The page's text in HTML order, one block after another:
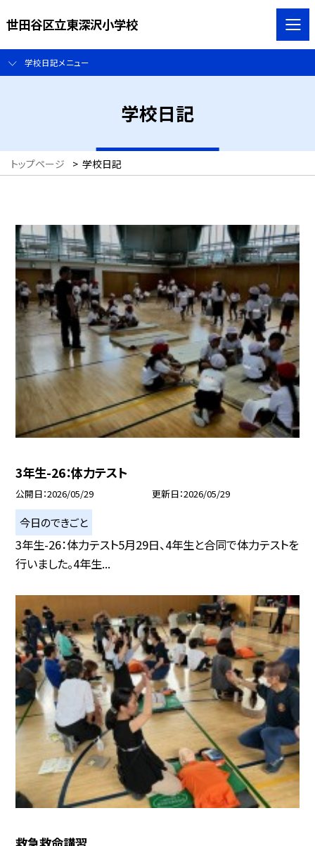
世田谷区立東深沢小学校
学校日記メニュー
学校日記
トップページ > 学校日記
3年生-26：体力テスト
公開日 2026/05/29 更新日 2026/05/29
今日のできごと
3年生-26：体力テスト5月29日、4年生と合同で体力テストを
行いました。4年生...